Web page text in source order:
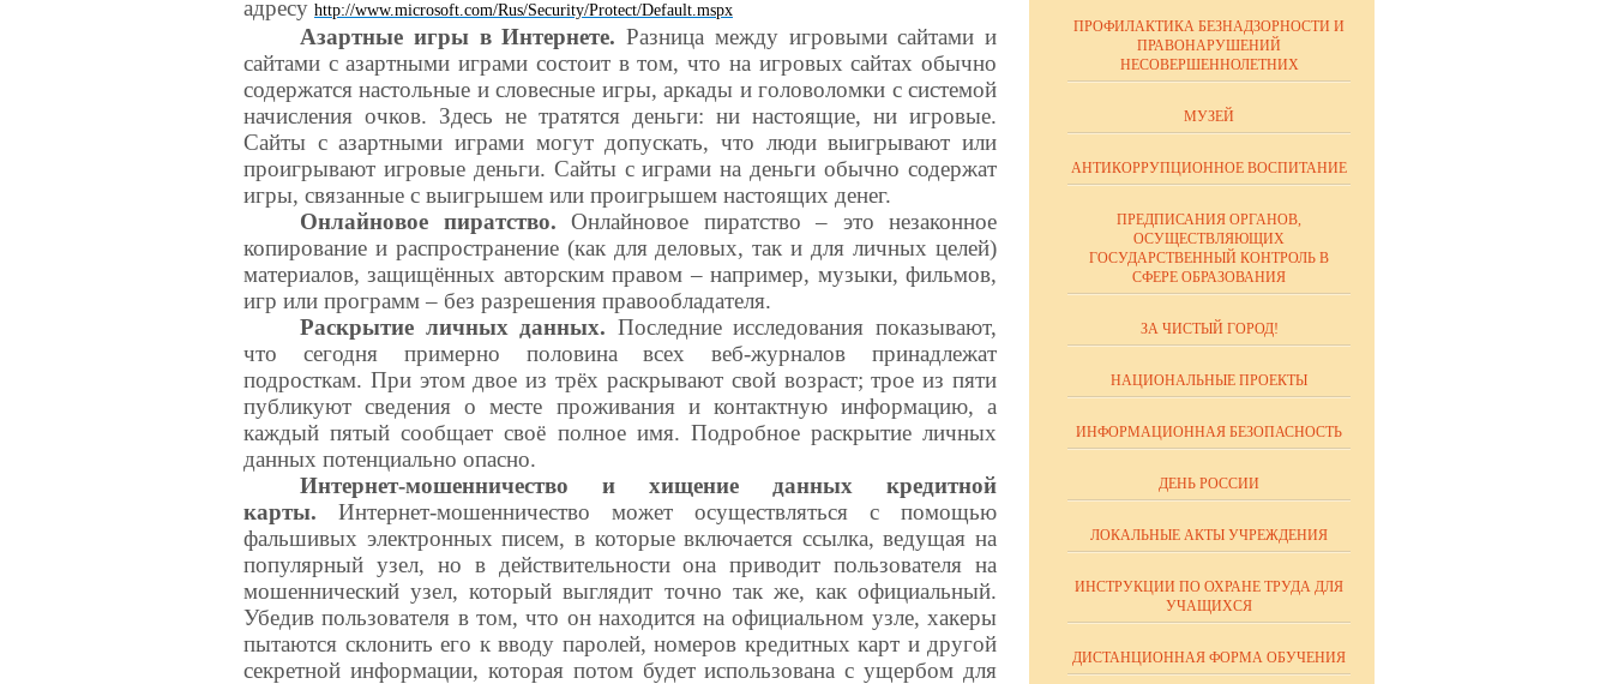
адресу http://www.microsoft.com/Rus/Security/Protect/Default.mspx
Азартные игры в Интернете.Разница между игровыми сайтами и
сайтами с азартными играми состоит в том, что на игровых сайтах обычно
содержатся настольные и словесные игры, аркады и головоломки с системой
начисления очков. Здесь не тратятся деньги: ни настоящие, ни игровые.
Сайты с азартными играми могут допускать, что люди выигрывают или
проигрывают игровые деньги. Сайты с играми на деньги обычно содержат
игры, связанные с выигрышем или проигрышем настоящих денег.
Онлайновое пиратство.Онлайновое пиратство – это незаконное
копирование и распространение (как для деловых, так и для личных целей)
материалов, защищённых авторским правом – например, музыки, фильмов,
игр или программ – без разрешения правообладателя.
Раскрытие личных данных. Последние исследования показывают,
что сегодня примерно половина всех веб-журналов принадлежат
подросткам. При этом двое из трёх раскрывают свой возраст; трое из пяти
публикуют сведения о месте проживания и контактную информацию, а
каждый пятый сообщает своё полное имя. Подробное раскрытие личных
данных потенциально опасно.
Интернет-мошенничество и хищение данных кредитной
карты. Интернет-мошенничество может осуществляться с помощью
фальшивых электронных писем, в которые включается ссылка, ведущая на
популярный узел, но в действительности она приводит пользователя на
мошеннический узел, который выглядит точно так же, как официальный.
Убедив пользователя в том, что он находится на официальном узле, хакеры
пытаются склонить его к вводу паролей, номеров кредитных карт и другой
секретной информации, которая потом будет использована с ущербом для
ПРОФИЛАКТИКА БЕЗНАДЗОРНОСТИ И
ПРАВОНАРУШЕНИЙ
НЕСОВЕРШЕННОЛЕТНИХ
МУЗЕЙ
АНТИКОРРУПЦИОННОЕ ВОСПИТАНИЕ
ПРЕДПИСАНИЯ ОРГАНОВ,
ОСУЩЕСТВЛЯЮЩИХ
ГОСУДАРСТВЕННЫЙ КОНТРОЛЬ В
СФЕРЕ ОБРАЗОВАНИЯ
ЗА ЧИСТЫЙ ГОРОД!
НАЦИОНАЛЬНЫЕ ПРОЕКТЫ
ИНФОРМАЦИОННАЯ БЕЗОПАСНОСТЬ
ДЕНЬ РОССИИ
ЛОКАЛЬНЫЕ АКТЫ УЧРЕЖДЕНИЯ
ИНСТРУКЦИИ ПО ОХРАНЕ ТРУДА ДЛЯ
УЧАЩИХСЯ
ДИСТАНЦИОННАЯ ФОРМА ОБУЧЕНИЯ